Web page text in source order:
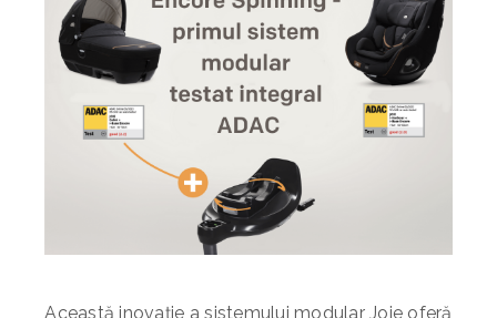
Această inovație a sistemului modular Joie oferă